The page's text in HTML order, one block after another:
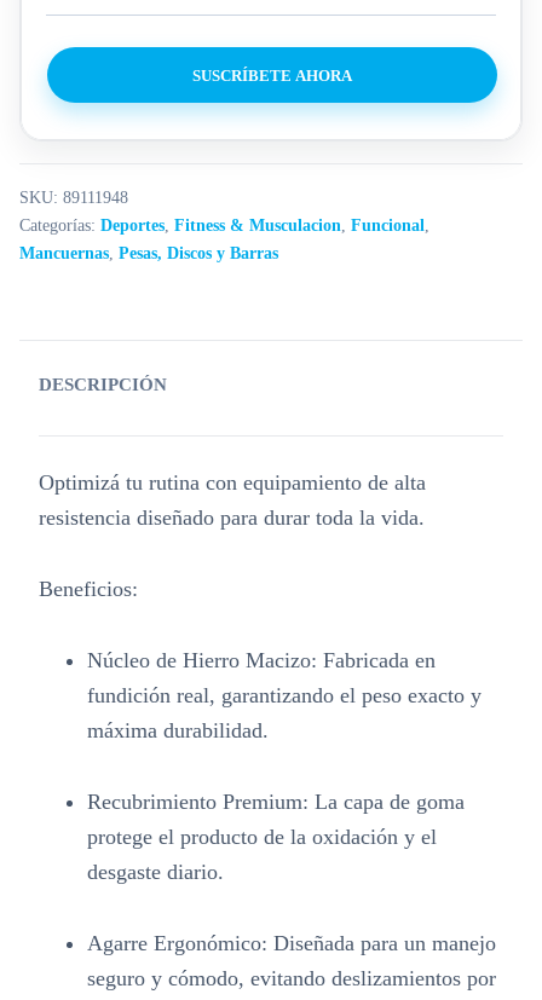
SUSCRÍBETE AHORA
SKU: 89111948
Categorías: Deportes, Fitness & Musculacion, Funcional,
Mancuernas, Pesas, Discos y Barras
DESCRIPCIÓN
Optimizá tu rutina con equipamiento de alta
resistencia diseñado para durar toda la vida.
Beneficios:
Núcleo de Hierro Macizo: Fabricada en
fundición real, garantizando el peso exacto y
máxima durabilidad.
Recubrimiento Premium: La capa de goma
protege el producto de la oxidación y el
desgaste diario.
Agarre Ergonómico: Diseñada para un manejo
seguro y cómodo, evitando deslizamientos por